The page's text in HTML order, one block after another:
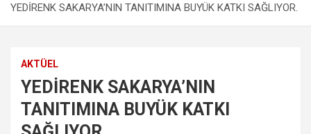
YEDİRENK SAKARYA’NIN TANITIMINA BUYÜK KATKI SAĞLIYOR.
AKTÜEL
YEDİRENK SAKARYA’NIN
TANITIMINA BUYÜK KATKI